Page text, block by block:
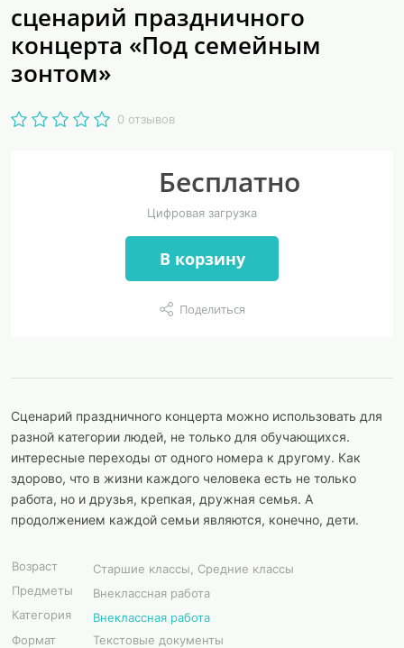
сценарий праздничного
концерта «Под семейным
зонтом»
0 отзывов
Бесплатно
Цифровая загрузка
В корзину
Поделиться
Сценарий праздничного концерта можно использовать для
разной категории людей, не только для обучающихся.
интересные переходы от одного номера к другому. Как
здорово, что в жизни каждого человека есть не только
работа, но и друзья, крепкая, дружная семья. А
продолжением каждой семьи являются, конечно, дети.
Возраст
Старшие классы, Средние классы
Предметы
Внеклассная работа
Категория
Внеклассная работа
Формат
Текстовые документы